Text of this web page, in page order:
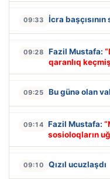
09:33 İcra
09:28 Fazil Mustafa:
qaranlıq
09:25 Bu günə olan
09:14 Fazil Mustafa:
sosioloqların
09:10 Qızıl ucuzlaşdı